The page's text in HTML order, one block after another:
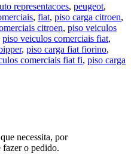
representacoes, peugeot,
, fiat, piso carga citroen,
citroen, piso veiculos
piso veiculos comerciais fiat,
, piso carga fiat fiorino,
comerciais fiat fi, piso carga
necessita, por
fazer o pedido.